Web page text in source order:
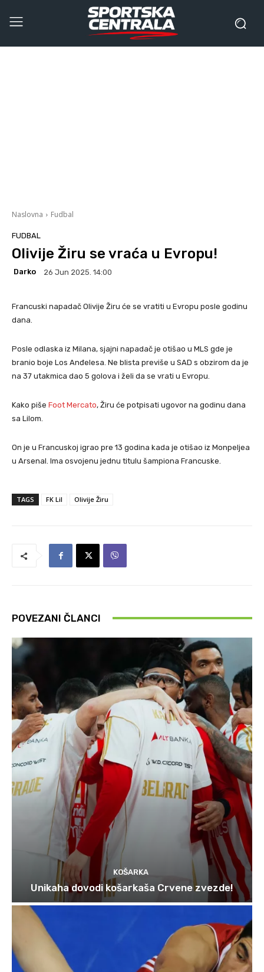
Naslovna Fudbal
FUDBAL
Olivije Žiru se vraća u Evropu!
Darko 26 Jun 2025. 14:00
Francuski napadač Olivije Žiru će se vratiti u Evropu posle godinu
dana.
Posle odlaska iz Milana, sjajni napadač je otišao u MLS gde je
branio boje Los Anđelesa. Ne blista previše u SAD s obzirom da je
na 37 utakmica dao 5 golova i želi da se vrati u Evropu.
Kako piše Foot Mercato, Žiru će potpisati ugovor na godinu dana
sa Lilom.
On je u Francuskoj igrao pre 13 godina kada je otišao iz Monpeljea
u Arsenal. Ima osvojenu jednu titulu šampiona Francuske.
TAGS FK Lil Olivije Žiru
POVEZANI ČLANCI
KOŠARKA
Unikaha dovodi košarkaša Crvene zvezde!